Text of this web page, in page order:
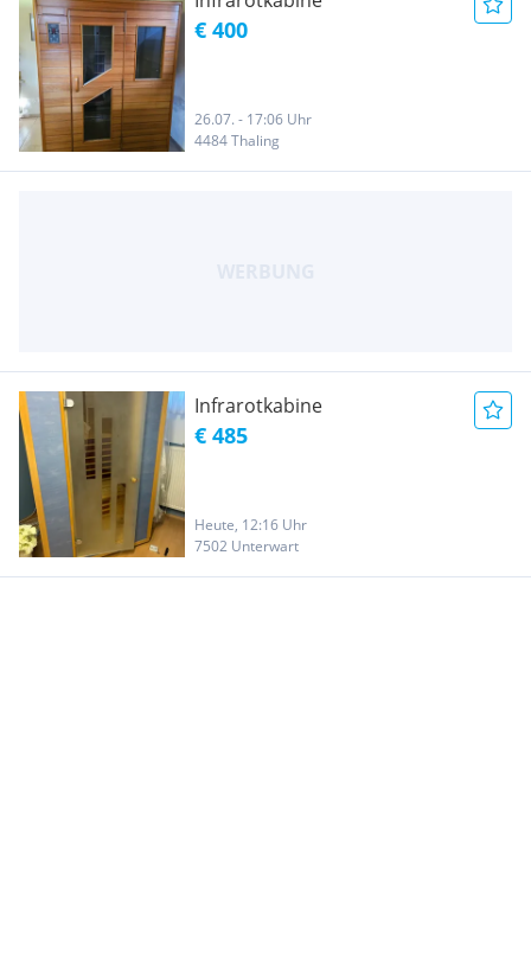
€ 400
26.07. - 17:06 Uhr
4484 Thaling
Infrarotkabine
€ 485
Heute, 12:16 Uhr
7502 Unterwart